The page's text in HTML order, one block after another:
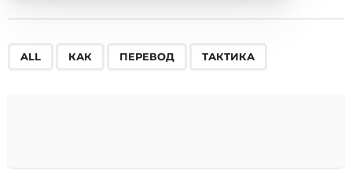
ALL КАК ПЕРЕВОД ТАКТИКА